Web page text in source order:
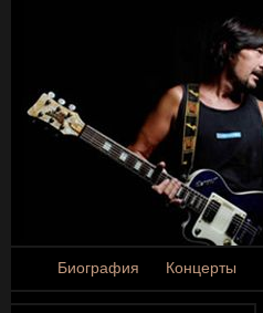
Биография Концерты